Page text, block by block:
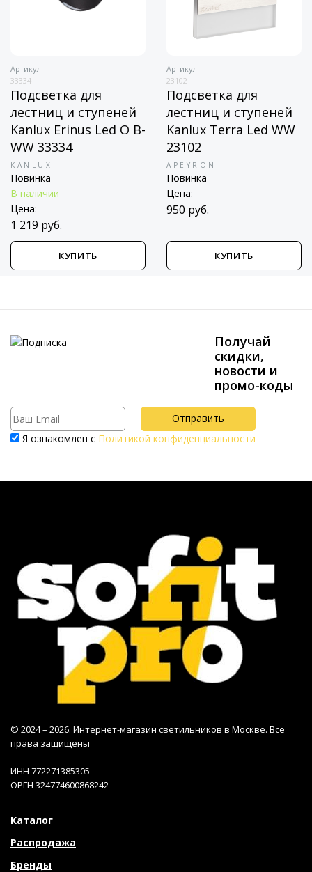
Артикул
Подсветка для
лестниц и ступеней
Kanlux Terra Led WW
23102
APEYRON
Новинка
Цена:
950 руб.
КУПИТЬ
Kanlux Sabik Led
23110
В наличии
1 000 руб.
КУПИТЬ
Получай
скидки,
новости и
промо-коды
Я ознакомлен с Политикой конфиденциальности
© 2024 – 2026. Интернет-магазин светильников в Москве. Все
права защищены
ИНН 772271385305
ОРГН 324774600868242
Каталог
Распродажа
Бренды